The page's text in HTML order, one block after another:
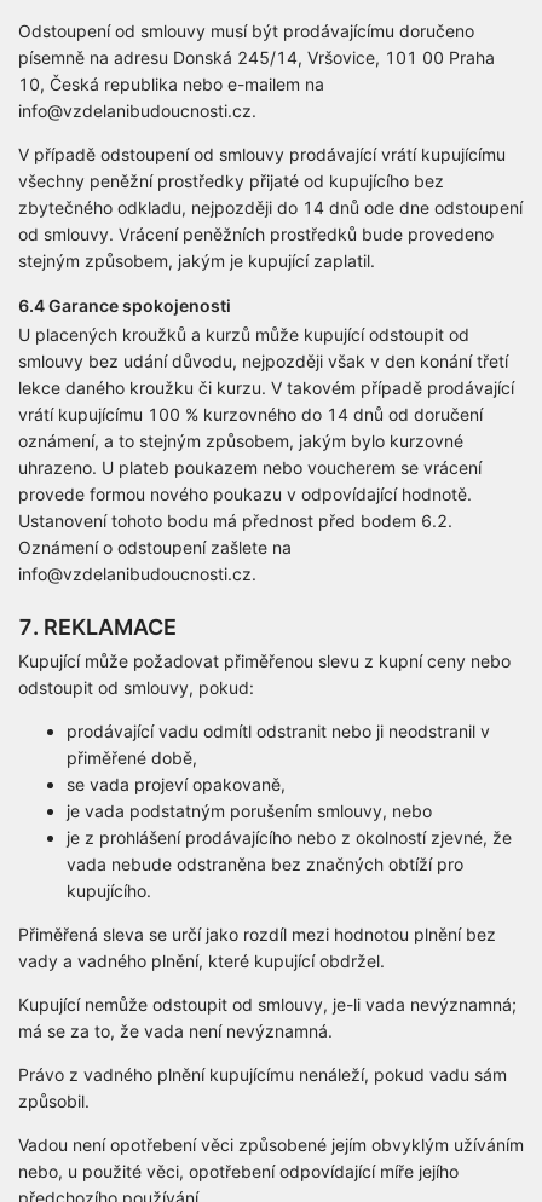
Odstoupení od smlouvy musí být prodávajícímu doručeno
písemně na adresu Donská 245/14, Vršovice, 101 00 Praha
10, Česká republika nebo e-mailem na
info@vzdelanibudoucnosti.cz.
V případě odstoupení od smlouvy prodávající vrátí kupujícímu
všechny peněžní prostředky přijaté od kupujícího bez
zbytečného odkladu, nejpozději do 14 dnů ode dne odstoupení
od smlouvy. Vrácení peněžních prostředků bude provedeno
stejným způsobem, jakým je kupující zaplatil.
6.4 Garance spokojenosti
U placených kroužků a kurzů může kupující odstoupit od
smlouvy bez udání důvodu, nejpozději však v den konání třetí
lekce daného kroužku či kurzu. V takovém případě prodávající
vrátí kupujícímu 100 % kurzovného do 14 dnů od doručení
oznámení, a to stejným způsobem, jakým bylo kurzovné
uhrazeno. U plateb poukazem nebo voucherem se vrácení
provede formou nového poukazu v odpovídající hodnotě.
Ustanovení tohoto bodu má přednost před bodem 6.2.
Oznámení o odstoupení zašlete na
info@vzdelanibudoucnosti.cz.
7. REKLAMACE
Kupující může požadovat přiměřenou slevu z kupní ceny nebo
odstoupit od smlouvy, pokud:
prodávající vadu odmítl odstranit nebo ji neodstranil v
přiměřené době,
se vada projeví opakovaně,
je vada podstatným porušením smlouvy, nebo
je z prohlášení prodávajícího nebo z okolností zjevné, že
vada nebude odstraněna bez značných obtíží pro
kupujícího.
Přiměřená sleva se určí jako rozdíl mezi hodnotou plnění bez
vady a vadného plnění, které kupující obdržel.
Kupující nemůže odstoupit od smlouvy, je-li vada nevýznamná;
má se za to, že vada není nevýznamná.
Právo z vadného plnění kupujícímu nenáleží, pokud vadu sám
způsobil.
Vadou není opotřebení věci způsobené jejím obvyklým užíváním
nebo, u použité věci, opotřebení odpovídající míře jejího
předchozího používání.